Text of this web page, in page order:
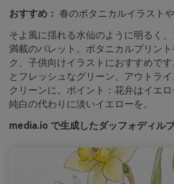
おすすめ： 春のボタニカルイラスト
そよ風に揺れる水仙のように明るく
満載のパレット。ボタニカルプリン
ク、子供向けイラストにおすすめで
とフレッシュなグリーン、アウトラ
クリーンに。ポイント：花弁はイエ
純白の代わりに淡いイエローを。
media.io で生成したダッフォディル